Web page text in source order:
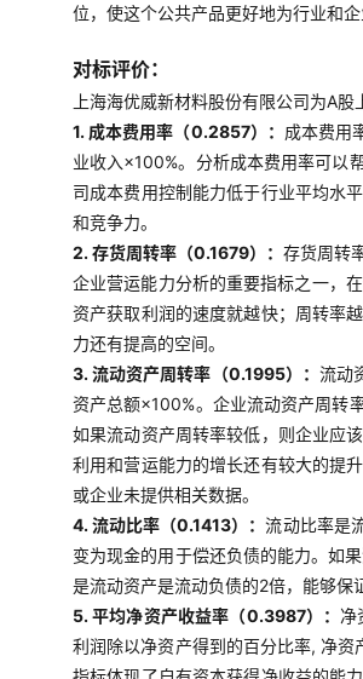
位，使这个公共产品更好地为行业和企
对标评价：
上海海优威新材料股份有限公司为A
1. 成本费用率（0.2857）： 成本费用
业收入×100%。分析成本费用率可以
司成本费用控制能力低于行业平均水
和竞争力。
2. 存货周转率（0.1679）：存货周转
企业营运能力分析的重要指标之一，
资产获取利润的速度就越快；周转率
力还有提高的空间。
3. 流动资产周转率（0.1995）： 流动
资产总额×100%。企业流动资产周转
如果流动资产周转率较低，则企业应
利用和营运能力的增长还有较大的提
或企业未提供相关数据。
4. 流动比率（0.1413）：流动比率是
变为现金的用于偿还负债的能力。如
是流动资产是流动负债的2倍，能够
5. 平均净资产收益率（0.3987）： 净
利润除以净资产得到的百分比率, 净